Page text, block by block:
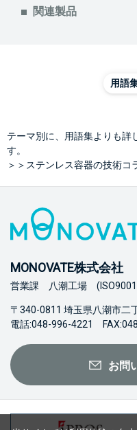
関連製品
用語
テーマ別に、用語集よりも詳
す。
＞＞ステンレス容器の技術コ
MONOVATE株式会社
営業課 八潮工場 (ISO9001
〒340-0811 埼玉県八潮市二
電話:048-996-4221
お問